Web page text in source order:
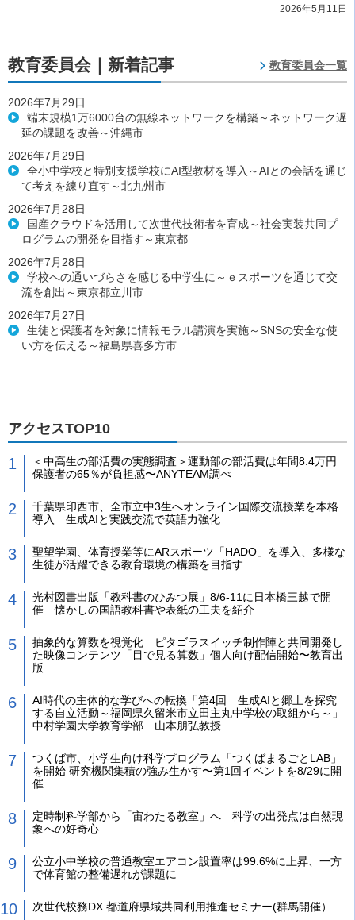
2026年5月11日
教育委員会｜新着記事 教育委員会一覧
2026年7月29日
端末規模1万6000台の無線ネットワークを構築～ネットワーク遅
延の課題を改善～沖縄市
2026年7月29日
全小中学校と特別支援学校にAI型教材を導入～AIとの会話を通じ
て考えを練り直す～北九州市
2026年7月28日
国産クラウドを活用して次世代技術者を育成～社会実装共同プ
ログラムの開発を目指す～東京都
2026年7月28日
学校への通いづらさを感じる中学生に～ｅスポーツを通じて交
流を創出～東京都立川市
2026年7月27日
生徒と保護者を対象に情報モラル講演を実施～SNSの安全な使
い方を伝える～福島県喜多方市
アクセスTOP10
＜中高生の部活費の実態調査＞運動部の部活費は年間8.4万円
保護者の65％が負担感〜ANYTEAM調べ
千葉県印西市、全市立中3生へオンライン国際交流授業を本格
導入 生成AIと実践交流で英語力強化
聖望学園、体育授業等にARスポーツ「HADO」を導入、多様な
生徒が活躍できる教育環境の構築を目指す
光村図書出版「教科書のひみつ展」8/6-11に日本橋三越で開
催 懐かしの国語教科書や表紙の工夫を紹介
抽象的な算数を視覚化 ピタゴラスイッチ制作陣と共同開発し
た映像コンテンツ「目で見る算数」個人向け配信開始〜教育出
版
AI時代の主体的な学びへの転換「第4回 生成AIと郷土を探究
する自立活動～福岡県久留米市立田主丸中学校の取組から～」
中村学園大学教育学部 山本朋弘教授
つくば市、小学生向け科学プログラム「つくばまるごとLAB」
を開始 研究機関集積の強み生かす〜第1回イベントを8/29に開
催
定時制科学部から「宙わたる教室」へ 科学の出発点は自然現
象への好奇心
公立小中学校の普通教室エアコン設置率は99.6%に上昇、一方
で体育館の整備遅れが課題に
次世代校務DX 都道府県域共同利用推進セミナー(群馬開催）